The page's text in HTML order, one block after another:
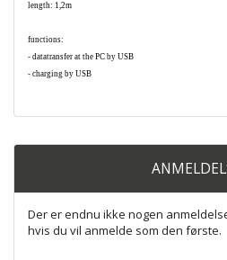
length: 1,2m
functions:
- datatransfer at the PC by USB
- charging by USB
Der er endnu ikke nogen
hvis du vil anmelde som den første.